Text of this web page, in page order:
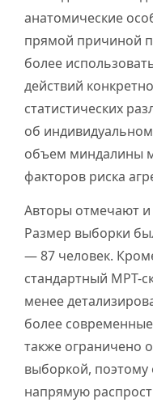
анатомические
прямой причиной
более
действий
статистических
об
объем миндалины
факторов риска
Авторы отмечают
Размер выборки
— 87 человек.
стандартный МРТ-
менее
более
также ограничено
выборкой, поэтому
напрямую